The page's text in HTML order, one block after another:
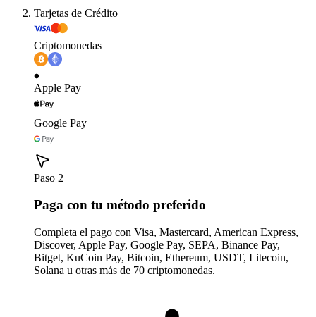
Tarjetas de Crédito
Criptomonedas
Apple Pay
Google Pay
Paso 2
Paga con tu método preferido
Completa el pago con Visa, Mastercard, American Express,
Discover, Apple Pay, Google Pay, SEPA, Binance Pay,
Bitget, KuCoin Pay, Bitcoin, Ethereum, USDT, Litecoin,
Solana u otras más de 70 criptomonedas.